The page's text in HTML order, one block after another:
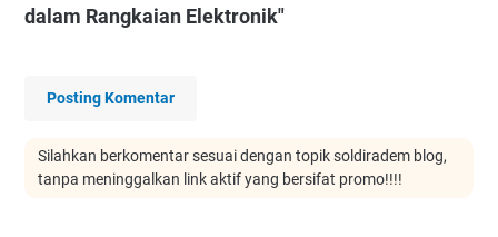
dalam Rangkaian Elektronik"
Posting Komentar
Silahkan berkomentar sesuai dengan topik soldiradem blog,
tanpa meninggalkan link aktif yang bersifat promo!!!!